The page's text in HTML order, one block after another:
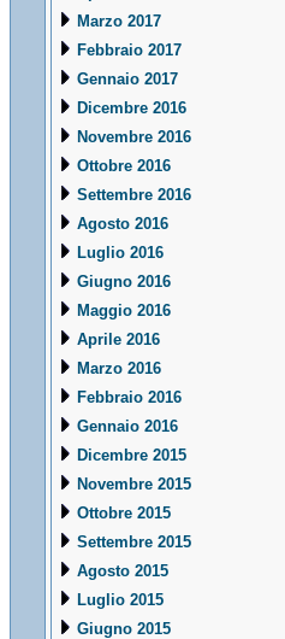
Marzo 2017
Febbraio 2017
Gennaio 2017
Dicembre 2016
Novembre 2016
Ottobre 2016
Settembre 2016
Agosto 2016
Luglio 2016
Giugno 2016
Maggio 2016
Aprile 2016
Marzo 2016
Febbraio 2016
Gennaio 2016
Dicembre 2015
Novembre 2015
Ottobre 2015
Settembre 2015
Agosto 2015
Luglio 2015
Giugno 2015